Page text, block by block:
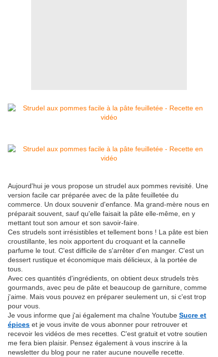
Aujourd'hui je vous propose un strudel aux pommes revisité. Une
version facile car préparée avec de la pâte feuilletée du
commerce. Un doux souvenir d'enfance. Ma grand-mère nous en
préparait souvent, sauf qu'elle faisait la pâte elle-même, en y
mettant tout son amour et son savoir-faire.
Ces strudels sont irrésistibles et tellement bons ! La pâte est bien
croustillante, les noix apportent du croquant et la cannelle
parfume le tout. C'est difficile de s'arrêter d'en manger. C'est un
dessert rustique et économique mais délicieux, à la portée de
tous.
Avec ces quantités d'ingrédients, on obtient deux strudels très
gourmands, avec peu de pâte et beaucoup de garniture, comme
j'aime. Mais vous pouvez en préparer seulement un, si c'est trop
pour vous.
Je vous informe que j'ai également ma chaîne Youtube Sucre et
épices et je vous invite de vous abonner pour retrouver et
recevoir les vidéos de mes recettes. C'est gratuit et votre soutien
me fera bien plaisir. Pensez également à vous inscrire à la
newsletter du blog pour ne rater aucune nouvelle recette.